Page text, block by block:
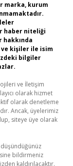
marka, kurum
haber niteliği
hakkında
ve kişiler ile isim
bilgiler
ve İletişim
olarak hizmet
olarak denetleme
Ancak, üyelerimiz
siteye üye olarak
bildirmeniz
kaldırılacaktır.